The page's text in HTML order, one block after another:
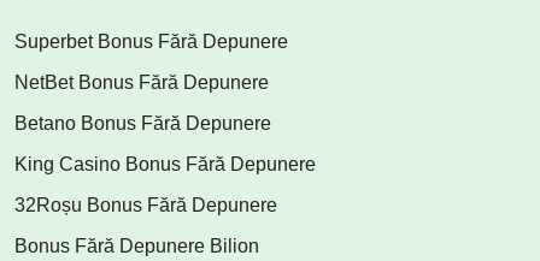
Superbet Bonus Fără Depunere
NetBet Bonus Fără Depunere
Betano Bonus Fără Depunere
King Casino Bonus Fără Depunere
32Roșu Bonus Fără Depunere
Bonus Fără Depunere Bilion